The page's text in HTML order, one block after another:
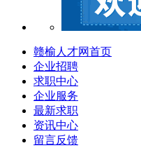
赣榆人才网首页
企业招聘
求职中心
企业服务
最新求职
资讯中心
留言反馈